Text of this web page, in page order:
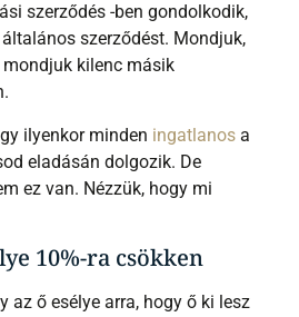
szerződés -ben gondolkodik,
szerződést. Mondjuk,
kilenc másik
ilyenkor minden ingatlanos a
eladásán dolgozik. De
ez van. Nézzük, hogy mi
10%-ra csökken
az ő esélye arra, hogy ő ki lesz